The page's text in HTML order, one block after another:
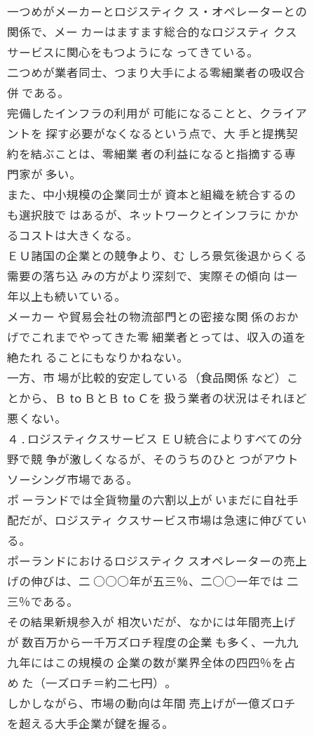
一つめがメーカーとロジスティク ス・オペレーターとの
関係で、メー カーはますます総合的なロジスティ クス
サービスに関心をもつようにな ってきている。
二つめが業者同士、つまり大手による零細業者の吸収合
併 である。
完備したインフラの利用が 可能になることと、クライア
ントを 探す必要がなくなるという点で、大 手と提携契
約を結ぶことは、零細業 者の利益になると指摘する専
門家が 多い。
また、中小規模の企業同士が 資本と組織を統合するの
も選択肢で はあるが、ネットワークとインフラに かか
るコストは大きくなる。
ＥＵ諸国の企業との競争より、む しろ景気後退からくる
需要の落ち込 みの方がより深刻で、実際その傾向 は一
年以上も続いている。
メーカー や貿易会社の物流部門との密接な関 係のおか
げでこれまでやってきた零 細業者とっては、収入の道を
絶たれ ることにもなりかねない。
一方、市 場が比較的安定している（食品関係 など）こ
とから、Ｂ to ＢとＢ to Ｃを 扱う業者の状況はそれほど
悪くない。
４ . ロジスティクスサービス ＥＵ統合によりすべての分
野で競 争が激しくなるが、そのうちのひと つがアウト
ソーシング市場である。
ポ ーランドでは全貨物量の六割以上が いまだに自社手
配だが、ロジスティ クスサービス市場は急速に伸びてい
る。
ポーランドにおけるロジスティク スオペレーターの売上
げの伸びは、二 ○○○年が五三％、二○○一年では 二
三％である。
その結果新規参入が 相次いだが、なかには年間売上げ
が 数百万から一千万ズロチ程度の企業 も多く、一九九
九年にはこの規模の 企業の数が業界全体の四四％を占
め た（一ズロチ＝約二七円）。
しかしながら、市場の動向は年間 売上げが一億ズロチ
を超える大手企業が鍵を握る。